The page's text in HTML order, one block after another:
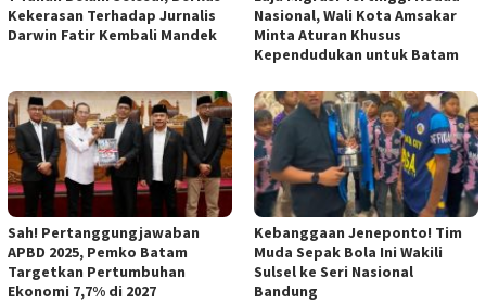
Kekerasan Terhadap Jurnalis
Darwin Fatir Kembali Mandek
Nasional, Wali Kota Amsakar
Minta Aturan Khusus
Kependudukan untuk Batam
Sah! Pertanggungjawaban
APBD 2025, Pemko Batam
Targetkan Pertumbuhan
Ekonomi 7,7% di 2027
Kebanggaan Jeneponto! Tim
Muda Sepak Bola Ini Wakili
Sulsel ke Seri Nasional
Bandung